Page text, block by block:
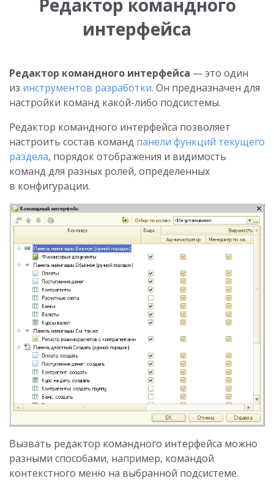
Редактор командного
интерфейса
Редактор командного интерфейса — это один
из инструментов разработки. Он предназначен для
настройки команд какой-либо подсистемы.
Редактор командного интерфейса позволяет
настроить состав команд панели функций текущего
раздела, порядок отображения и видимость
команд для разных ролей, определенных
в конфигурации.
Вызвать редактор командного интерфейса можно
разными способами, например, командой
контекстного меню на выбранной подсистеме.